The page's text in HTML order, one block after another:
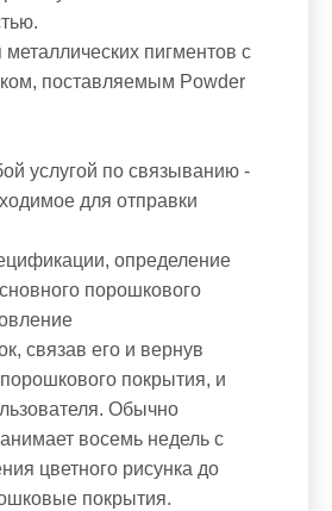
пигментов с
поставляемым Powder
услугой по связыванию -
для отправки
определение
порошкового
связав его и вернув
покрытия, и
Обычно
восемь недель с
цветного рисунка до
покрытия.